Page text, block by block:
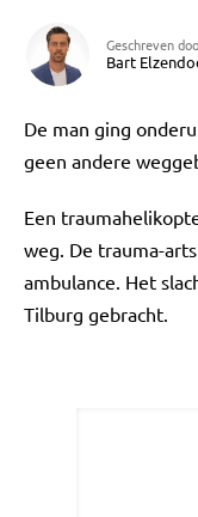
Geschreven
Bart
De man ging
geen andere
Een
weg. De trauma-
ambulance. Het
Tilburg gebracht.